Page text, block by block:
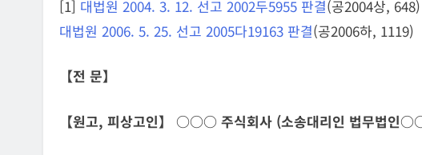
[1] 대법원 2004. 3. 12. 선고 2002두5955 판결(공2004상, 648)
대법원 2006. 5. 25. 선고 2005다19163 판결(공2006하, 1119)
【전 문】
【원고, 피상고인】 ○○○ 주식회사 (소송대리인 법무법인